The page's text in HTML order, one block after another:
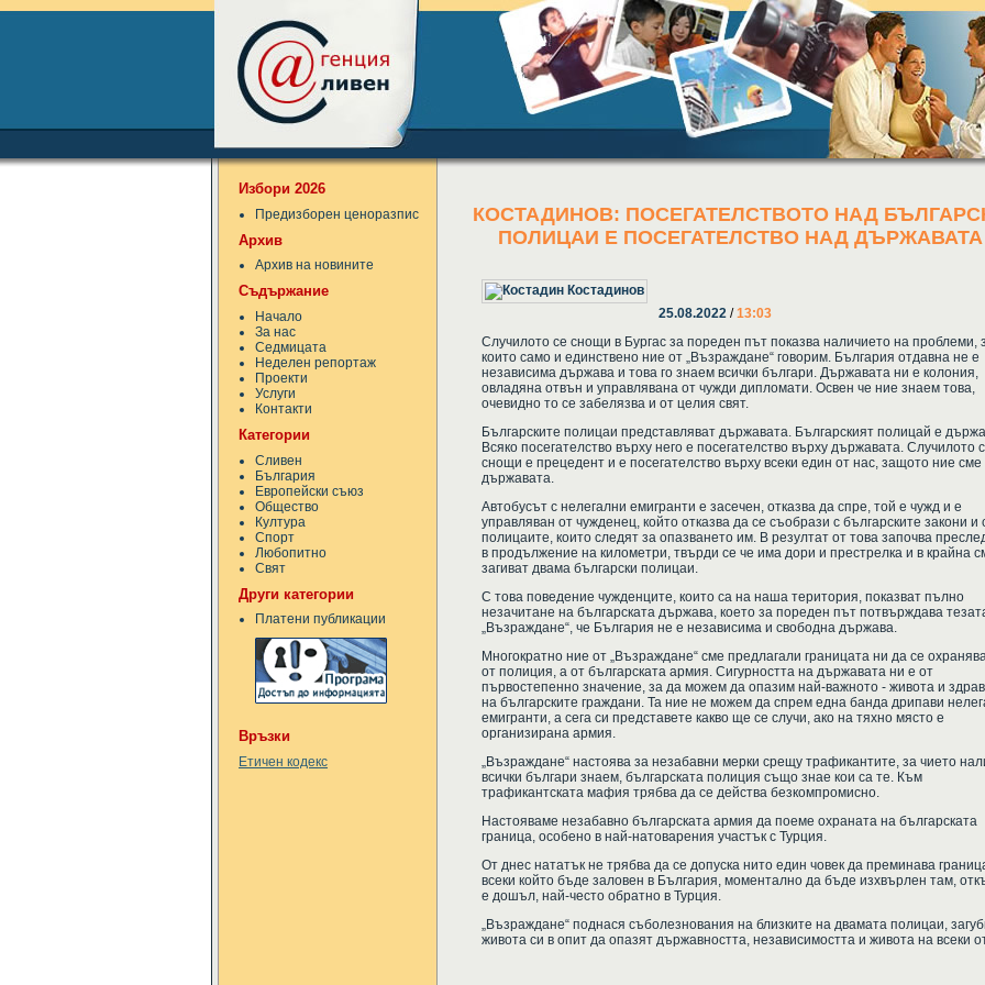
Избори 2026
Предизборен ценоразпис
Архив
Архив на новините
Съдържание
Начало
За нас
Седмицата
Неделен репортаж
Проекти
Услуги
Контакти
Категории
Сливен
България
Европейски съюз
Общество
Култура
Спорт
Любопитно
Свят
Други категории
Платени публикации
Връзки
Етичен кодекс
КОСТАДИНОВ: ПОСЕГАТЕЛСТВОТО НАД
ПОЛИЦАИ Е ПОСЕГАТЕЛСТВО НАД ДЪРЖАВАТА
25.08.2022 /13:03
Случилото се снощи в Бургас за пореден път показва наличието на проблеми,
които само и единствено ние от „Възраждане“ говорим. България отдавна не е
независима държава и това го знаем всички българи. Държавата ни е колония,
овладяна отвън и управлявана от чужди дипломати. Освен че ние знаем това,
очевидно то се забелязва и от целия свят.
Българските полицаи представляват държавата. Българският полицай е
Всяко посегателство върху него е посегателство върху държавата. Случилото
снощи е прецедент и е посегателство върху всеки един от нас, защото ние сме
държавата.
Автобусът с нелегални емигранти е засечен, отказва да спре, той е чужд и е
управляван от чужденец, който отказва да се съобрази с българските закони и
полицаите, които следят за опазването им. В резултат от това започва
в продължение на километри, твърди се че има дори и престрелка и в крайна
загиват двама български полицаи.
С това поведение чужденците, които са на наша територия, показват пълно
незачитане на българската държава, което за пореден път потвърждава
„Възраждане“, че България не е независима и свободна държава.
Многократно ние от „Възраждане“ сме предлагали границата ни да се
от полиция, а от българската армия. Сигурността на държавата ни е от
първостепенно значение, за да можем да опазим най-важното - живота и
на българските граждани. Та ние не можем да спрем една банда дрипави
емигранти, а сега си представете какво ще се случи, ако на тяхно място е
организирана армия.
„Възраждане“ настоява за незабавни мерки срещу трафикантите, за чието
всички българи знаем, българската полиция също знае кои са те. Към
трафикантската мафия трябва да се действа безкомпромисно.
Настояваме незабавно българската армия да поеме охраната на българската
граница, особено в най-натоварения участък с Турция.
От днес нататък не трябва да се допуска нито един човек да преминава
всеки който бъде заловен в България, моментално да бъде изхвърлен там,
е дошъл, най-често обратно в Турция.
„Възраждане“ поднася съболезнования на близките на двамата полицаи,
живота си в опит да опазят държавността, независимостта и живота на всеки